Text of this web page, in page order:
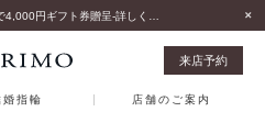
来店予約
婚指輪 店舗のご案内